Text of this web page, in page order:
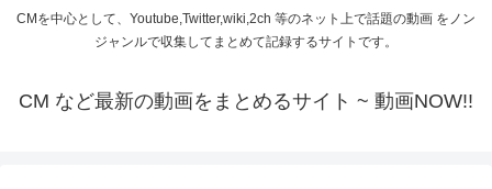
CMを中心として、Youtube,Twitter,wiki,2ch 等のネット上で話題の動画 をノン
ジャンルで収集してまとめて記録するサイトです。
CM など最新の動画をまとめるサイト ~ 動画NOW!!